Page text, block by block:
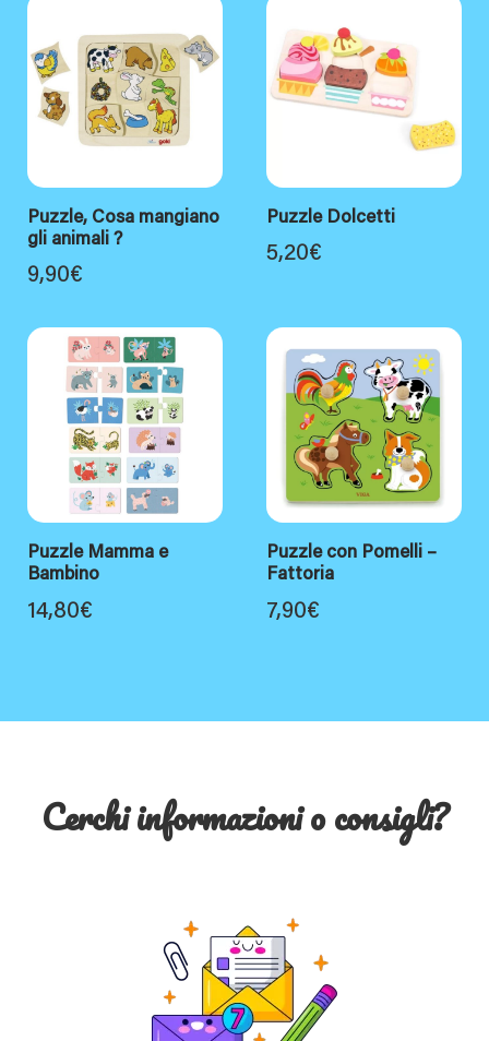
Puzzle, Cosa mangiano
gli animali ?
9,90€
Puzzle Dolcetti
5,20€
Puzzle Mamma e
Bambino
14,80€
Puzzle con Pomelli –
Fattoria
7,90€
Cerchi informazioni o consigli?